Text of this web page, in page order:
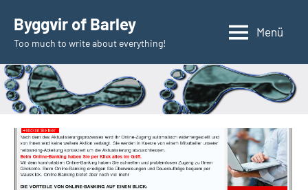
Inhalt
springen
Byggvir of Barley
Too much to write about everything!
Menü